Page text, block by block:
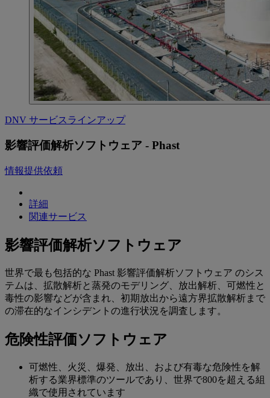
DNV サービスラインアップ
影響評価解析ソフトウェア - Phast
情報提供依頼
詳細
関連サービス
影響評価解析ソフトウェア
世界で最も包括的な Phast 影響評価解析ソフトウェア のシス
テムは、拡散解析と蒸発のモデリング、放出解析、可燃性と
毒性の影響などが含まれ、初期放出から遠方界拡散解析まで
の滞在的なインシデントの進行状況を調査します。
危険性評価ソフトウェア
可燃性、火災、爆発、放出、および有毒な危険性を解
析する業界標準のツールであり、世界で800を超える組
織で使用されています